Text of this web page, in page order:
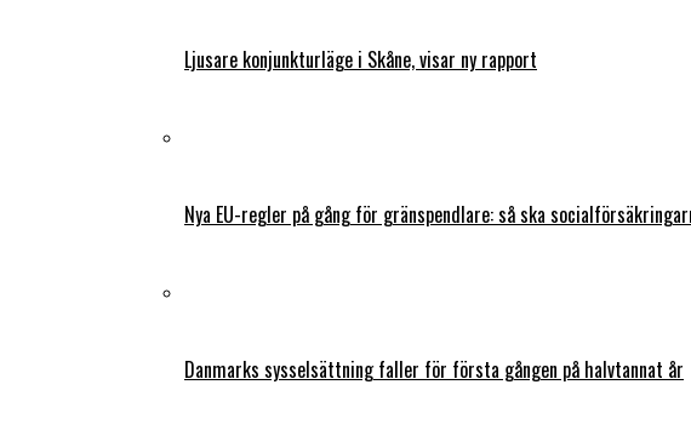
Ljusare konjunkturläge i Skåne, visar ny rapport
Nya EU-regler på gång för gränspendlare: så ska
Danmarks sysselsättning faller för första gången på halvtannat år